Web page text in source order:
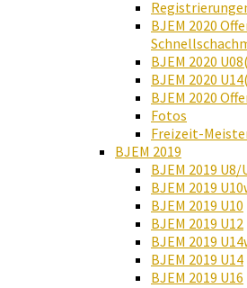
BJEM 2020
BJEM 2020
BJEM 2020
BJEM 2020
Fotos
Freizeit-
BJEM 2019
BJEM 2019 U8/
BJEM 2019
BJEM 2019 U10
BJEM 2019 U12
BJEM 2019
BJEM 2019 U14
BJEM 2019 U16